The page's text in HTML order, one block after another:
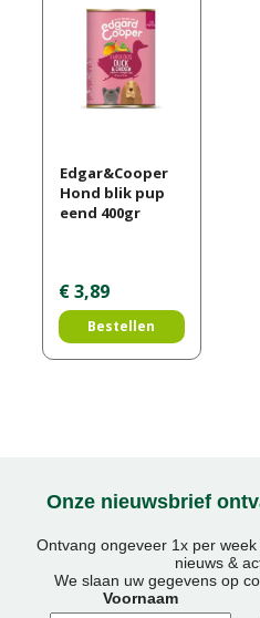
Edgar&Cooper
Hond blik pup
eend 400gr
€ 3,89
Bestellen
Onze nieuwsbrief
Ontvang ongeveer 1x per
nieuws &
We slaan uw gegevens op
Voornaam